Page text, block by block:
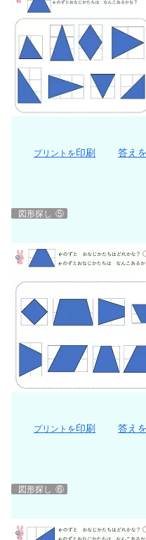
プリントを印刷 答え
図形探し ⑤
プリントを印刷 答え
図形探し ⑥